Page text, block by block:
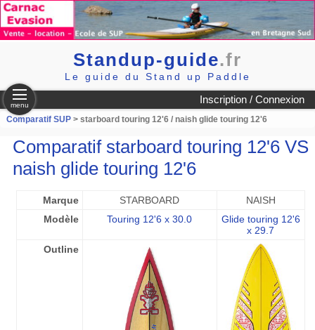
Standup-guide.fr
Le guide du Stand up Paddle
Inscription / Connexion
menu
Comparatif SUP > starboard touring 12'6 / naish glide touring 12'6
Comparatif starboard touring 12'6 VS
naish glide touring 12'6
Marque STARBOARD
NAISH
Modèle
Touring 12'6 x 30.0
Glide touring 12'6
x 29.7
Outline